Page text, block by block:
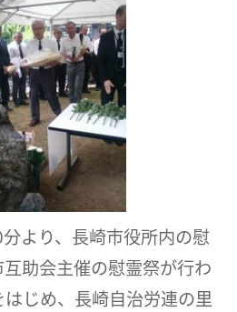
より、長崎市役所内の慰
助会主催の慰霊祭が行わ
じめ、長崎自治労連の里